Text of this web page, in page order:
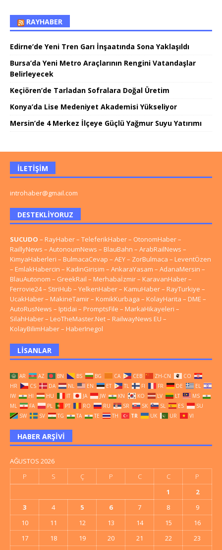
RAYHABER
Edirne’de Yeni Tren Garı İnşaatında Sona Yaklaşıldı
Bursa’da Yeni Metro Araçlarının Rengini Vatandaşlar
Belirleyecek
Keçiören’de Tarladan Sofralara Doğal Üretim
Konya’da Lise Medeniyet Akademisi Yükseliyor
Mersin’de 4 Merkez İlçeye Güçlü Yağmur Suyu Yatırımı
İLETIŞIM
introhaber@gmail.com
DESTEKLIYORUZ
SUCUDO – RayHaber– TeleferikHaber– OtonomHaber–
RaillyNews – AutonoumNews – BlauBahn – ArabRailNews –
KimyaHaberleri – BulmacaCevap – AEY– ZorBulmaca – LeventÖzen
– EmlakHabercin – KadinGirisim – AnkaraYasam – AdanaMersin –
BlauAutonom – GreekRail – Merhabaİzmir– KaravanHaber–
Ferrovie24– StiriHub – YelkenHaber– KamuHaber– RayTurkiye –
UcakHaber– MakineTamir– KomikKurbaga – KolayHarita – DME –
AutoRusNews – Iptidai – PromptsFile – MarkaHikayeleri –
SilahHaber– LeoTheMaster.Net– RailwayNews EU –
KolayBilimHaber– HaberInegol
LISANLAR
AR AZ BN BS BG CA CEB ZH-CN
CO
HR
CS DA NL EN ET TL FI FR DE
EL
IW
HI HU IT JA JW KN KO LV LT
MS
ML
FA PL PT RO RU SR SK SL ES
SU
SW
SV TG TA TE TH TR UK UR VI
HABER ARŞIVI
AĞUSTOS 2026
P
S Ç P C C
P
1
2
3
4 5 6 7 8
9
10
11 12 13 14 15
16
17
18 19 20 21 22
23